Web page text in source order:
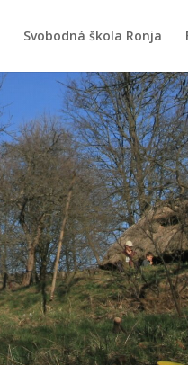
Svobodná škola Ronja